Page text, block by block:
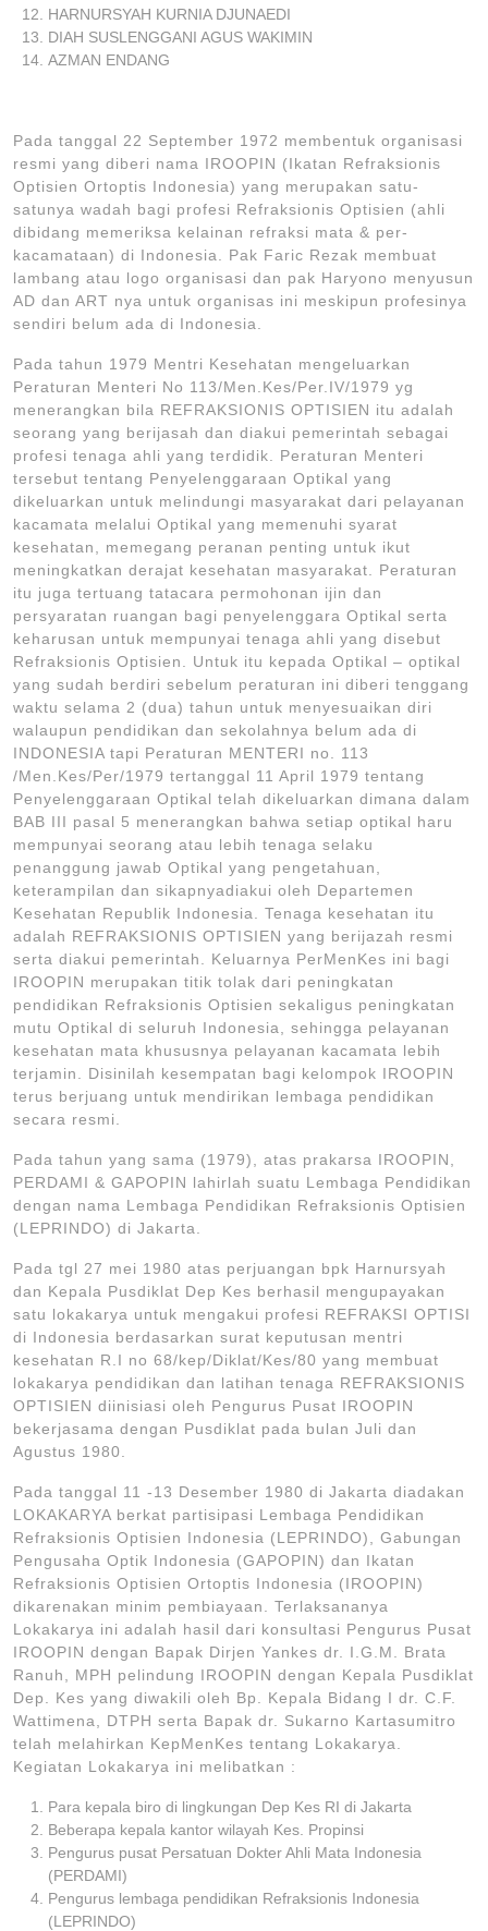
HARNURSYAH KURNIA DJUNAEDI
DIAH SUSLENGGANI AGUS WAKIMIN
AZMAN ENDANG
Pada tanggal 22 September 1972 membentuk organisasi
resmi yang diberi nama IROOPIN (Ikatan Refraksionis
Optisien Ortoptis Indonesia) yang merupakan satu-
satunya wadah bagi profesi Refraksionis Optisien (ahli
dibidang memeriksa kelainan refraksi mata & per-
kacamataan) di Indonesia. Pak Faric Rezak membuat
lambang atau logo organisasi dan pak Haryono menyusun
AD dan ART nya untuk organisas ini meskipun profesinya
sendiri belum ada di Indonesia.
Pada tahun 1979 Mentri Kesehatan mengeluarkan
Peraturan Menteri No 113/Men.Kes/Per.IV/1979 yg
menerangkan bila REFRAKSIONIS OPTISIEN itu adalah
seorang yang berijasah dan diakui pemerintah sebagai
profesi tenaga ahli yang terdidik. Peraturan Menteri
tersebut tentang Penyelenggaraan Optikal yang
dikeluarkan untuk melindungi masyarakat dari pelayanan
kacamata melalui Optikal yang memenuhi syarat
kesehatan, memegang peranan penting untuk ikut
meningkatkan derajat kesehatan masyarakat. Peraturan
itu juga tertuang tatacara permohonan ijin dan
persyaratan ruangan bagi penyelenggara Optikal serta
keharusan untuk mempunyai tenaga ahli yang disebut
Refraksionis Optisien. Untuk itu kepada Optikal – optikal
yang sudah berdiri sebelum peraturan ini diberi tenggang
waktu selama 2 (dua) tahun untuk menyesuaikan diri
walaupun pendidikan dan sekolahnya belum ada di
INDONESIA tapi Peraturan MENTERI no. 113
/Men.Kes/Per/1979 tertanggal 11 April 1979 tentang
Penyelenggaraan Optikal telah dikeluarkan dimana dalam
BAB III pasal 5 menerangkan bahwa setiap optikal haru
mempunyai seorang atau lebih tenaga selaku
penanggung jawab Optikal yang pengetahuan,
keterampilan dan sikapnyadiakui oleh Departemen
Kesehatan Republik Indonesia. Tenaga kesehatan itu
adalah REFRAKSIONIS OPTISIEN yang berijazah resmi
serta diakui pemerintah. Keluarnya PerMenKes ini bagi
IROOPIN merupakan titik tolak dari peningkatan
pendidikan Refraksionis Optisien sekaligus peningkatan
mutu Optikal di seluruh Indonesia, sehingga pelayanan
kesehatan mata khususnya pelayanan kacamata lebih
terjamin. Disinilah kesempatan bagi kelompok IROOPIN
terus berjuang untuk mendirikan lembaga pendidikan
secara resmi.
Pada tahun yang sama (1979), atas prakarsa IROOPIN,
PERDAMI & GAPOPIN lahirlah suatu Lembaga Pendidikan
dengan nama Lembaga Pendidikan Refraksionis Optisien
(LEPRINDO) di Jakarta.
Pada tgl 27 mei 1980 atas perjuangan bpk Harnursyah
dan Kepala Pusdiklat Dep Kes berhasil mengupayakan
satu lokakarya untuk mengakui profesi REFRAKSI OPTISI
di Indonesia berdasarkan surat keputusan mentri
kesehatan R.I no 68/kep/Diklat/Kes/80 yang membuat
lokakarya pendidikan dan latihan tenaga REFRAKSIONIS
OPTISIEN diinisiasi oleh Pengurus Pusat IROOPIN
bekerjasama dengan Pusdiklat pada bulan Juli dan
Agustus 1980.
Pada tanggal 11 -13 Desember 1980 di Jakarta diadakan
LOKAKARYA berkat partisipasi Lembaga Pendidikan
Refraksionis Optisien Indonesia (LEPRINDO), Gabungan
Pengusaha Optik Indonesia (GAPOPIN) dan Ikatan
Refraksionis Optisien Ortoptis Indonesia (IROOPIN)
dikarenakan minim pembiayaan. Terlaksananya
Lokakarya ini adalah hasil dari konsultasi Pengurus Pusat
IROOPIN dengan Bapak Dirjen Yankes dr. I.G.M. Brata
Ranuh, MPH pelindung IROOPIN dengan Kepala Pusdiklat
Dep. Kes yang diwakili oleh Bp. Kepala Bidang I dr. C.F.
Wattimena, DTPH serta Bapak dr. Sukarno Kartasumitro
telah melahirkan KepMenKes tentang Lokakarya.
Kegiatan Lokakarya ini melibatkan :
Para kepala biro di lingkungan Dep Kes RI di Jakarta
Beberapa kepala kantor wilayah Kes. Propinsi
Pengurus pusat Persatuan Dokter Ahli Mata Indonesia
(PERDAMI)
Pengurus lembaga pendidikan Refraksionis Indonesia
(LEPRINDO)